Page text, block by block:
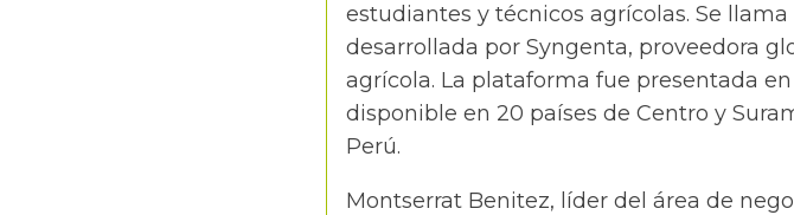
estudiantes y técnicos agrícolas. Se
desarrollada por Syngenta, proveedora
agrícola. La plataforma fue presentada
disponible en 20 países de Centro y
Perú.
Montserrat Benitez, líder del área de